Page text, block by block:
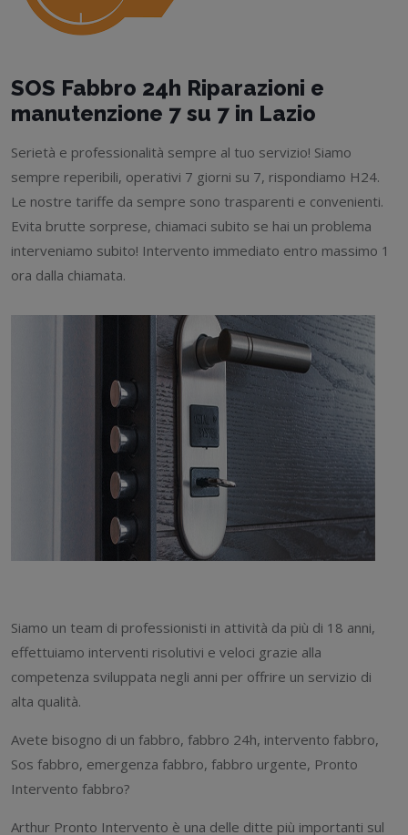
SOS Fabbro 24h Riparazioni e
manutenzione 7 su 7 in Lazio
Serietà e professionalità sempre al tuo servizio! Siamo
sempre reperibili, operativi 7 giorni su 7, rispondiamo H24.
Le nostre tariffe da sempre sono trasparenti e convenienti.
Evita brutte sorprese, chiamaci subito se hai un problema
interveniamo subito! Intervento immediato entro massimo 1
ora dalla chiamata.
Siamo un team di professionisti in attività da più di 18 anni,
effettuiamo interventi risolutivi e veloci grazie alla
competenza sviluppata negli anni per offrire un servizio di
alta qualità.
Avete bisogno di un fabbro, fabbro 24h, intervento fabbro,
Sos fabbro, emergenza fabbro, fabbro urgente, Pronto
Intervento fabbro?
Arthur Pronto Intervento è una delle ditte più importanti sul